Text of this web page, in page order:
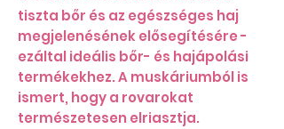
tiszta bőr és az egészséges haj
megjelenésének elősegítésére -
ezáltal ideális bőr- és hajápolási
termékekhez. A muskáriumból is
ismert, hogy a rovarokat
természetesen elriasztja.